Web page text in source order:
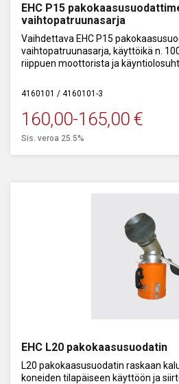
EHC P15
vaihtopatruunasarja
Vaihdettava EHC P15
vaihtopatruunasarja, käyttöikä n.
riippuen moottorista ja
Sarja sisältää kaksi suodatinta ja
4160101 / 4160101-3
160,00-165,00 €
Sis. veroa 25.5%
EHC L20 pakokaasusuodatin
L20 pakokaasusuodatin raskaan
koneiden tilapäiseen käyttöön ja